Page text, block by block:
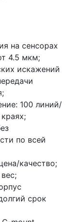
на сенсорах
4.5 мкм;
искажений
100 линий/
по всей
качество;
срок